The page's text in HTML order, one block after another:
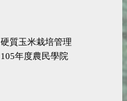
硬質玉米栽培管理
105年度農民學院